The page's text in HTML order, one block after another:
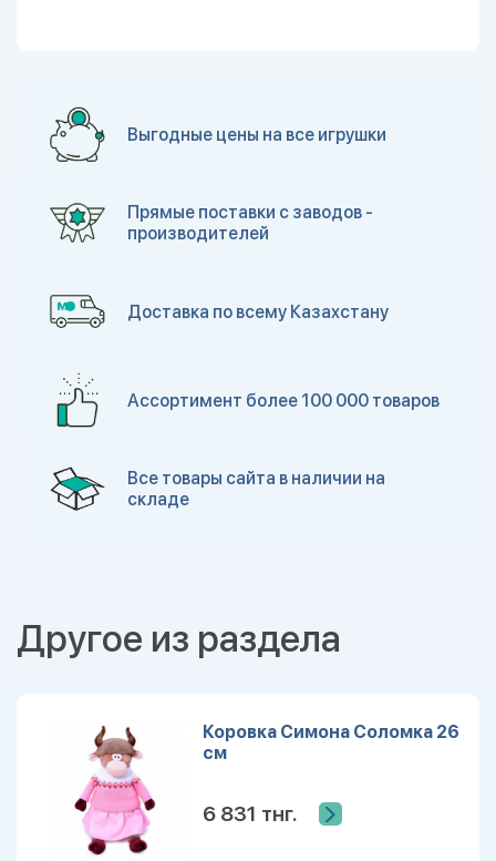
Выгодные цены на все игрушки
Прямые поставки с заводов -
производителей
Доставка по всему Казахстану
Ассортимент более 100 000 товаров
Все товары сайта в наличии на
складе
Другое из раздела
Коровка Симона Соломка 26
см
6 831 тнг.